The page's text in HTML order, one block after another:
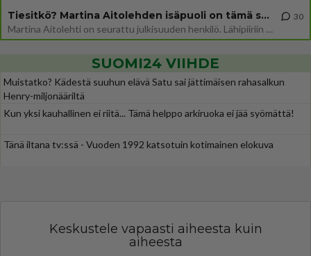
Tiesitkö? Martina Aitolehden isäpuoli on tämä suosittu laulaja
Martina Aitolehti on seurattu julkisuuden henkilö. Lähipiiriin mahtuu muitakin tunnettuja henkilöitä. Tiesitkö, että Ma
30
SUOMI24 VIIHDE
Muistatko? Kädestä suuhun elävä Satu sai jättimäisen rahasalkun
Henry-miljonääriltä
Kun yksi kauhallinen ei riitä... Tämä helppo arkiruoka ei jää syömättä!
Tänä iltana tv:ssä - Vuoden 1992 katsotuin kotimainen elokuva
Keskustele vapaasti aiheesta kuin
aiheesta